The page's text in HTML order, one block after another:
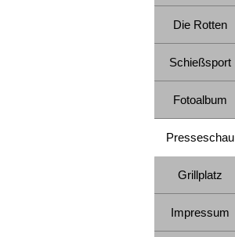
Die Rotten
Schießsport
Fotoalbum
Presseschau
Grillplatz
Impressum